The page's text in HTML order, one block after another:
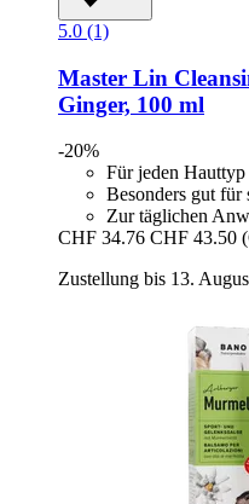
5.0 (1)
Master Lin
Ginger, 100 ml
-20%
Für jeden Hauttyp
Besonders gut für
Zur täglichen
CHF 34.76 CHF 43.50
Zustellung bis 13.